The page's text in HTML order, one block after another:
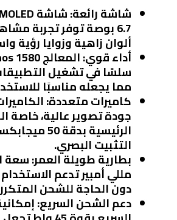
شاشة رائعة:
6.7 بوصة توفر تجربة
ألوان زاهية وزوايا رؤية
أداء قوي:
سلسًا في تشغيل
مما يجعله مناسبًا
كاميرات متعددة:
جودة تصوير عالية، خاصة
الرئيسية
التثبيت البصري.
بطارية طويلة العمر:
مللي أمبير تدعم
دون الحاجة للشحن
دعم الشحن السريع: